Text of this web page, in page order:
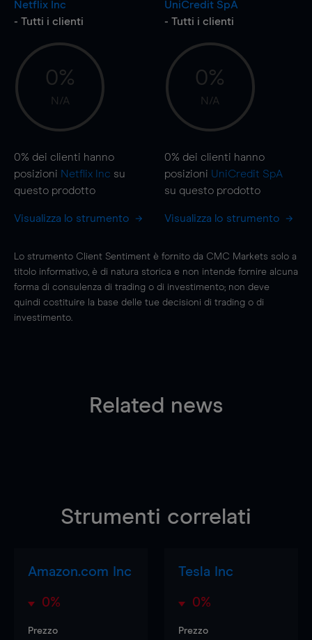
Netflix Inc
- Tutti i clienti
0%
N/A
0% dei clienti hanno
posizioni Netflix Inc su
questo prodotto
Visualizza lo strumento
UniCredit SpA
- Tutti i clienti
0%
N/A
0% dei clienti hanno
posizioni UniCredit SpA
su questo prodotto
Visualizza lo strumento
Lo strumento Client Sentiment è fornito da CMC Markets solo a
titolo informativo, è di natura storica e non intende fornire alcuna
forma di consulenza di trading o di investimento; non deve
quindi costituire la base delle tue decisioni di trading o di
investimento.
Related news
Strumenti correlati
Amazon.com Inc
0%
Prezzo
Tesla Inc
0%
Prezzo